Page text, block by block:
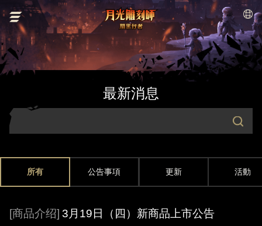
最新消息
所有 公告事項 更新 活動
[商品介绍] 3月19日（四）新商品上市公告